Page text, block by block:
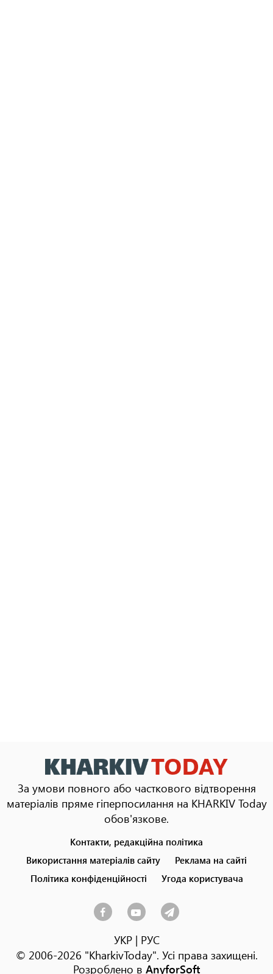
За умови повного або часткового відтворення
матеріалів пряме гіперпосилання на KHARKIV Today
обов'язкове.
menu
Контакти, редакційна політика
Використання матеріалів сайту
Реклама на сайті
Політика конфіденційності
Угода користувача
УКР| РУС
© 2006-2026 "KharkivToday". Усі права захищені.
Розроблено в AnyforSoft